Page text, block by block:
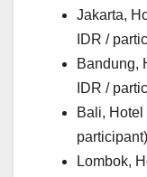
Jakarta,
IDR /
Bandung,
IDR /
Bali,
participant)
Lombok,